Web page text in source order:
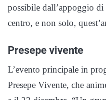
possibile dall’appoggio
centro, e non solo,
Presepe vivente
L’evento principale in
Presepe Vivente, che